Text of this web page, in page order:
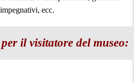
ecc.
il visitatore del museo: